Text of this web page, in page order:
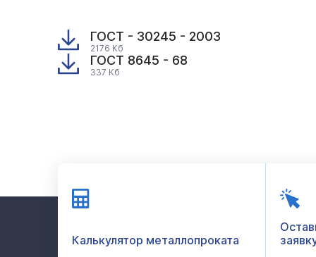
ГОСТ - 30245 - 2003
2176 Кб
ГОСТ 8645 - 68
337 Кб
Калькулятор металлопроката